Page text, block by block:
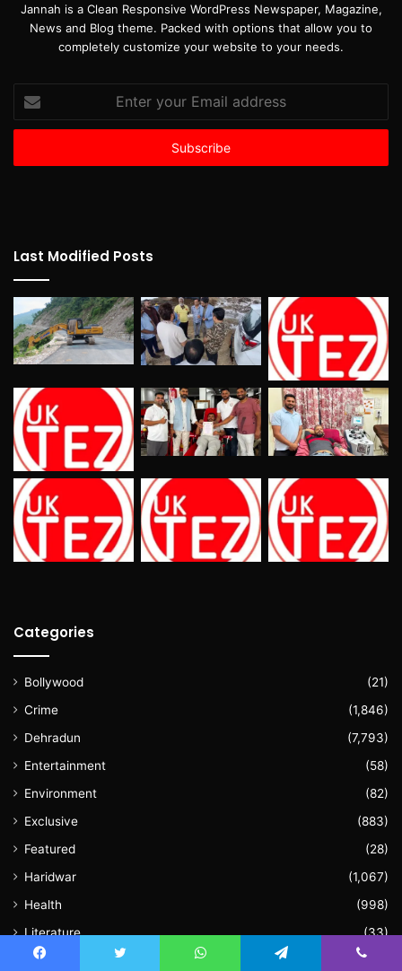
Jannah is a Clean Responsive WordPress Newspaper, Magazine,
News and Blog theme. Packed with options that allow you to
completely customize your website to your needs.
your
Email
Last Modified Posts
Categories
Bollywood
(21)
Crime
(1,846)
Dehradun
(7,793)
Entertainment
(58)
Environment
(82)
Exclusive
(883)
Featured
(28)
Haridwar
(1,067)
Health
(998)
Literature
(33)
National
(1,286)